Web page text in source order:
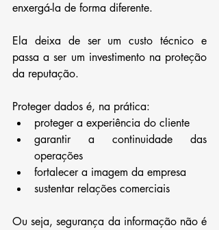
enxergá-la de forma diferente.
Ela deixa de ser um custo técnico e
passa a ser um investimento na proteção
da reputação.
Proteger dados é, na prática:
proteger a experiência do cliente
garantir a continuidade das
operações
fortalecer a imagem da empresa
sustentar relações comerciais
Ou seja, segurança da informação não é